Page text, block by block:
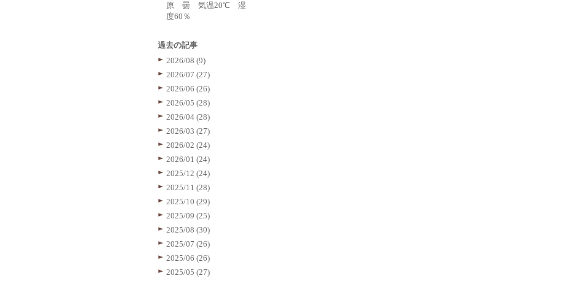
原 曇 気温20℃ 湿
度60％
過去の記事
2026/08 (9)
2026/07 (27)
2026/06 (26)
2026/05 (28)
2026/04 (28)
2026/03 (27)
2026/02 (24)
2026/01 (24)
2025/12 (24)
2025/11 (28)
2025/10 (29)
2025/09 (25)
2025/08 (30)
2025/07 (26)
2025/06 (26)
2025/05 (27)